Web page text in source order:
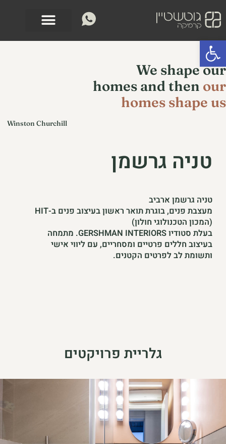
פתח סרגל נגישות
לתוכן
We shape our
homes and then our
homes shape us
Winston Churchill
טניה גרשמן
טניה גרשמן ארביב
מעצבת פנים, בוגרת תואר ראשון בעיצוב פנים ב-HIT
(המכון הטכנולוגי חולון)
בעלת סטודיו GERSHMAN INTERIORS. מתמחה
בעיצוב חללים פרטיים ומסחריים, עם ליווי אישי
ותשומת לב לפרטים הקטנים.
גלריית פרויקטים